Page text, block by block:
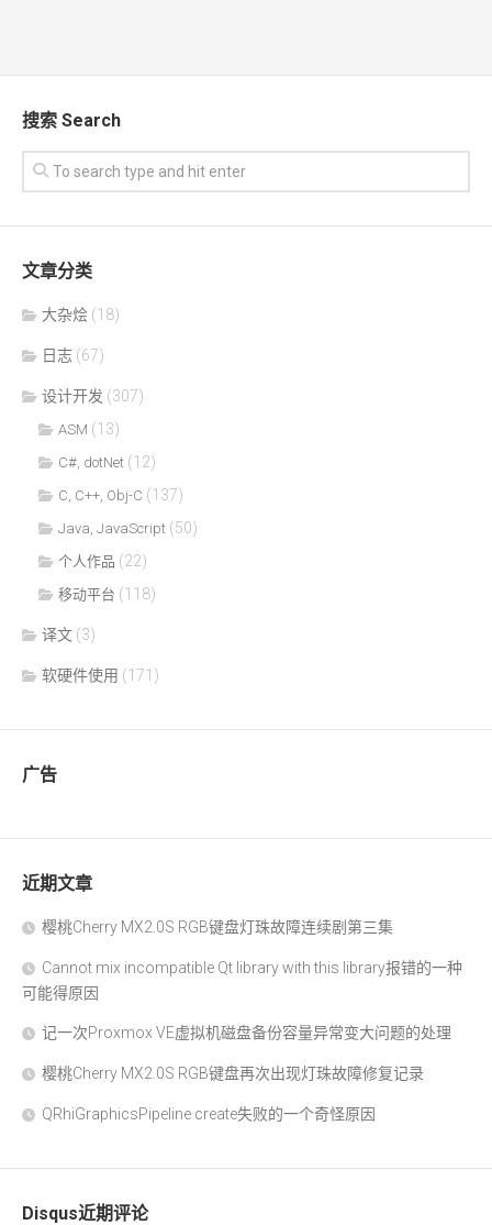
搜索 Search
文章分类
大杂烩 (18)
日志 (67)
设计开发 (307)
ASM (13)
C#, dotNet (12)
C, C++, Obj-C (137)
Java, JavaScript (50)
个人作品 (22)
移动平台 (118)
译文 (3)
软硬件使用 (171)
广告
近期文章
樱桃Cherry MX2.0S RGB键盘灯珠故障连续剧第三集
Cannot mix incompatible Qt library with this library报错的一种
可能得原因
记一次Proxmox VE虚拟机磁盘备份容量异常变大问题的处理
樱桃Cherry MX2.0S RGB键盘再次出现灯珠故障修复记录
QRhiGraphicsPipeline create失败的一个奇怪原因
Disqus近期评论